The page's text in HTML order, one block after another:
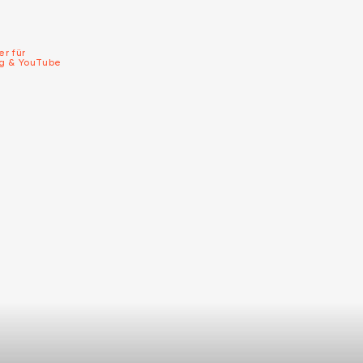
für
& YouTube